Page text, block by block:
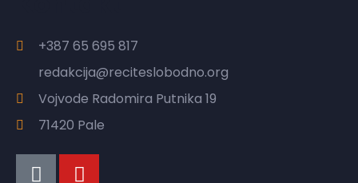
+387 65 695 817
redakcija@reciteslobodno.org
Vojvode Radomira Putnika 19
71420 Pale